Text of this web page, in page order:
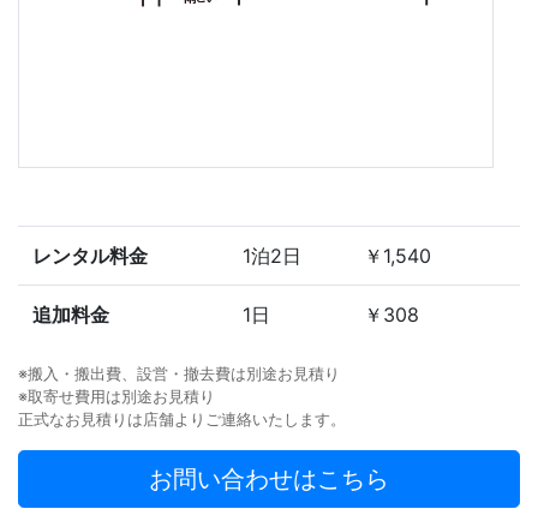
レンタル料金 1泊2日 ￥1,540
追加料金 1日 ￥308
※搬入・搬出費、設営・撤去費は別途お見積り
※取寄せ費用は別途お見積り
正式なお見積りは店舗よりご連絡いたします。
お問い合わせはこちら